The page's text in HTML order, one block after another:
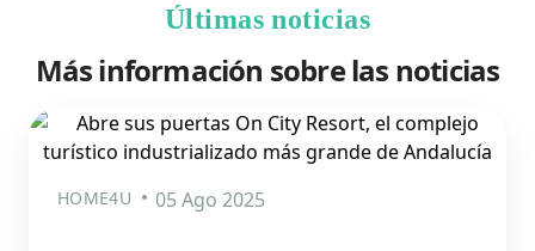
Últimas noticias
Más información sobre las noticias
HOME4U 05 Ago 2025